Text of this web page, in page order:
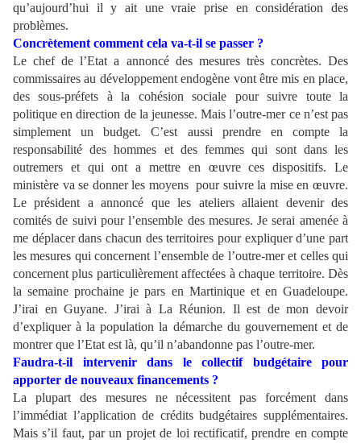
qu’aujourd’hui il y ait une vraie prise en considération des
problèmes.
Concrètement comment cela va-t-il se passer ?
Le chef de l’Etat a annoncé des mesures très concrètes. Des
commissaires au développement endogène vont être mis en place,
des sous-préfets à la cohésion sociale pour suivre toute la
politique en direction de la jeunesse. Mais l’outre-mer ce n’est pas
simplement un budget. C’est aussi prendre en compte la
responsabilité des hommes et des femmes qui sont dans les
outremers et qui ont a mettre en œuvre ces dispositifs. Le
ministère va se donner les moyens pour suivre la mise en œuvre.
Le président a annoncé que les ateliers allaient devenir des
comités de suivi pour l’ensemble des mesures. Je serai amenée à
me déplacer dans chacun des territoires pour expliquer d’une part
les mesures qui concernent l’ensemble de l’outre-mer et celles qui
concernent plus particulièrement affectées à chaque territoire. Dès
la semaine prochaine je pars en Martinique et en Guadeloupe.
J’irai en Guyane. J’irai à La Réunion. Il est de mon devoir
d’expliquer à la population la démarche du gouvernement et de
montrer que l’Etat est là, qu’il n’abandonne pas l’outre-mer.
Faudra-t-il intervenir dans le collectif budgétaire pour
apporter de nouveaux financements ?
La plupart des mesures ne nécessitent pas forcément dans
l’immédiat l’application de crédits budgétaires supplémentaires.
Mais s’il faut, par un projet de loi rectificatif, prendre en compte